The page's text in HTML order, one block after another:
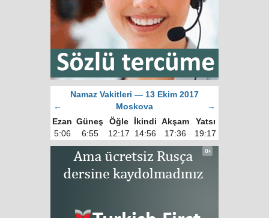
Namaz Vakitleri — 13 Ekim 2017
←
Moskova
→
Ezan Güneş Öğle İkindi Akşam
Yatsı
5:06
6:55 12:17 14:56 17:36 19:17